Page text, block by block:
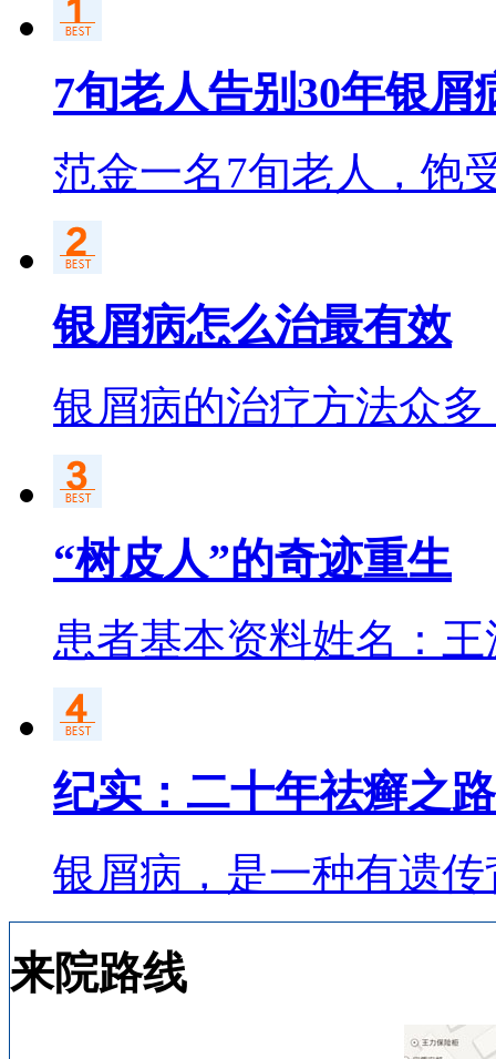
7旬老人告别30年银屑
范金一名7旬老人，饱
银屑病怎么治最有效
银屑病的治疗方法众多
“树皮人”的奇迹重生
患者基本资料姓名：
纪实：二十年祛癣之路
银屑病，是一种有遗传
来院路线